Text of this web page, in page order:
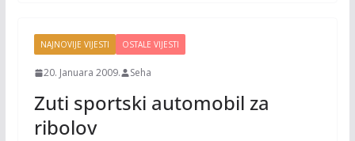
NAJNOVIJE VIJESTI OSTALE VIJESTI
20. Januara 2009. Seha
Zuti sportski automobil za
ribolov